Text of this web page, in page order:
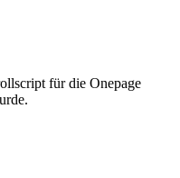
für die Onepage